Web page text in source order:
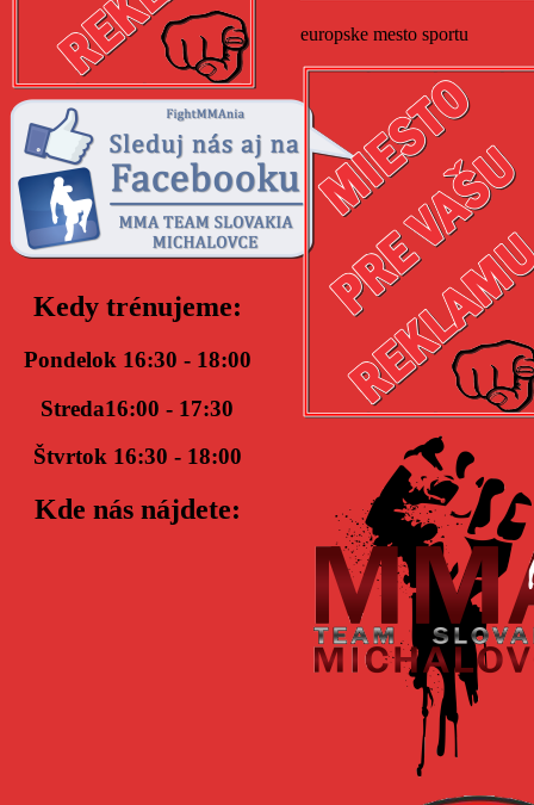
Kedy trénujeme:
Pondelok 16:30 - 18:00
Streda16:00 - 17:30
Štvrtok 16:30 - 18:00
Kde nás nájdete:
europske mesto sportu